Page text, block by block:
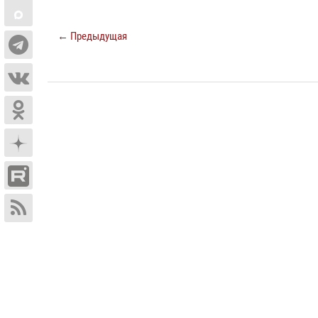
← Предыдущая